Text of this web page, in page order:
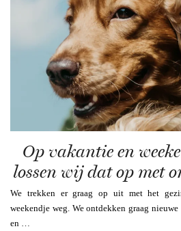
Op vakantie en
lossen wij dat op met
We trekken er graag op uit met het
weekendje weg. We ontdekken graag
en …